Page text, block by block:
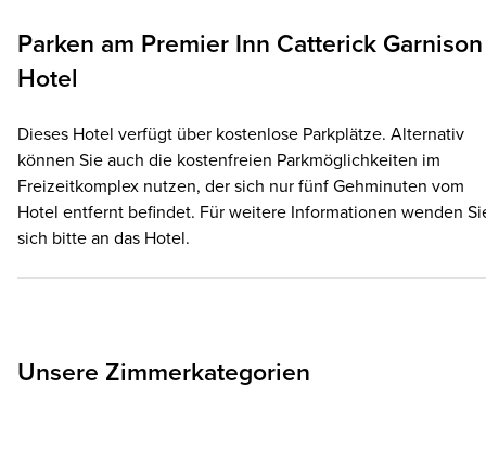
Parken am Premier Inn Catterick Garnison
Hotel
Dieses Hotel verfügt über kostenlose Parkplätze. Alternativ
können Sie auch die kostenfreien Parkmöglichkeiten im
Freizeitkomplex nutzen, der sich nur fünf Gehminuten vom
Hotel entfernt befindet. Für weitere Informationen wenden
sich bitte an das Hotel.
Unsere Zimmerkategorien